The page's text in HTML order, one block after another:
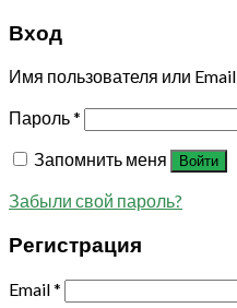
Вход
Имя пользователя или Email
Пароль*
Запомнить меня
Войти
Забыли свой пароль?
Регистрация
Email*